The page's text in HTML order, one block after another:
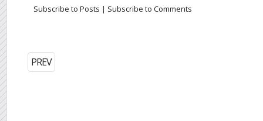
Subscribe to Posts | Subscribe to Comments
PREV